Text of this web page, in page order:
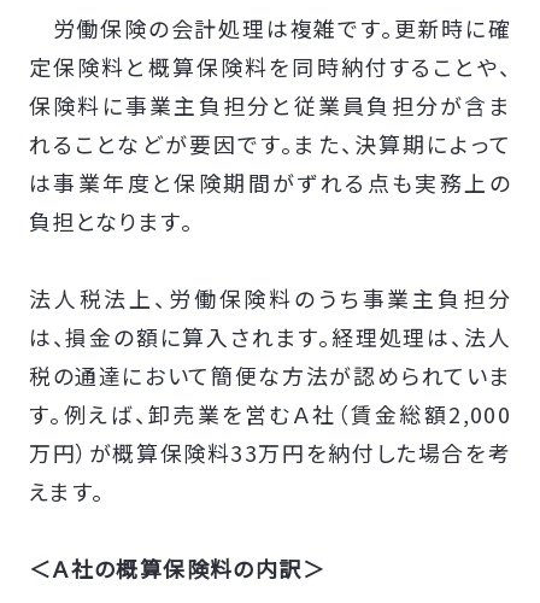
労働保険の会計処理は複雑です。更新時に確
定保険料と概算保険料を同時納付することや、
保険料に事業主負担分と従業員負担分が含ま
れることなどが要因です。また、決算期によって
は事業年度と保険期間がずれる点も実務上の
負担となります。
法人税法上、労働保険料のうち事業主負担分
は、損金の額に算入されます。経理処理は、法人
税の通達において簡便な方法が認められていま
す。例えば、卸売業を営むＡ社（賃金総額2,000
万円）が概算保険料33万円を納付した場合を考
えます。
＜Ａ社の概算保険料の内訳＞